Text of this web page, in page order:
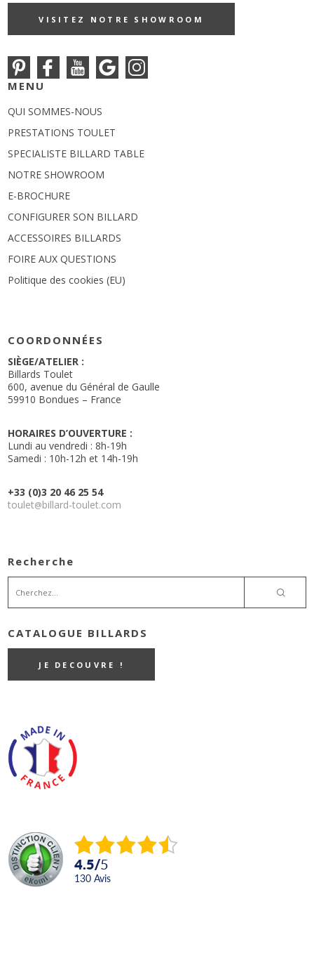
VISITEZ NOTRE SHOWROOM
MENU
QUI SOMMES-NOUS
PRESTATIONS TOULET
SPECIALISTE BILLARD TABLE
NOTRE SHOWROOM
E-BROCHURE
CONFIGURER SON BILLARD
ACCESSOIRES BILLARDS
FOIRE AUX QUESTIONS
Politique des cookies (EU)
COORDONNÉES
SIÈGE/ATELIER :
Billards Toulet
600, avenue du Général de Gaulle
59910 Bondues – France
HORAIRES D’OUVERTURE :
Lundi au vendredi : 8h-19h
Samedi : 10h-12h et 14h-19h
+33 (0)3 20 46 25 54
toulet@billard-toulet.com
Recherche
CATALOGUE BILLARDS
JE DECOUVRE !
4.5/5
130 avis